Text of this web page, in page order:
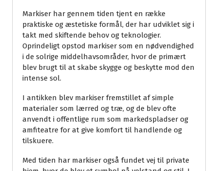
Markiser har gennem tiden tjent en række
praktiske og æstetiske formål, der har udviklet sig i
takt med skiftende behov og teknologier.
Oprindeligt opstod markiser som en nødvendighed
i de solrige middelhavsområder, hvor de primært
blev brugt til at skabe skygge og beskytte mod den
intense sol.
I antikken blev markiser fremstillet af simple
materialer som lærred og træ, og de blev ofte
anvendt i offentlige rum som markedspladser og
amfiteatre for at give komfort til handlende og
tilskuere.
Med tiden har markiser også fundet vej til private